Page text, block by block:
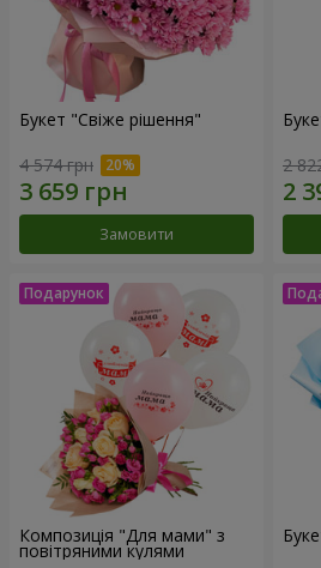
Букет "Свіже рішення"
4 574 грн
Замовити
2
Композиція "Для мами" з
повітряними кулями